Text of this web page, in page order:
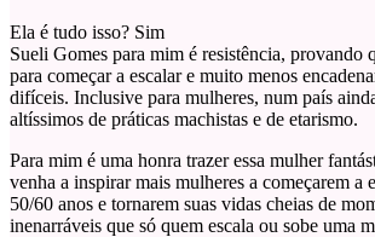
Ela é tudo isso? Sim
Sueli Gomes para mim é resistência, provando
para começar a escalar e muito menos
difíceis. Inclusive para mulheres, num país
altíssimos de práticas machistas e de etarismo.
Para mim é uma honra trazer essa mulher
venha a inspirar mais mulheres a começarem a
50/60 anos e tornarem suas vidas cheias de
inenarráveis que só quem escala ou sobe uma